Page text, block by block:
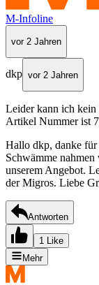
M-Infoline
vor 2 Jahren
dkp vor 2 Jahren
Leider kann ich
Artikel Nummer ist
Hallo dkp, danke für
Schwämme
unserem Angebot.
der Migros. Liebe
Antworten
1 Like
Mehr